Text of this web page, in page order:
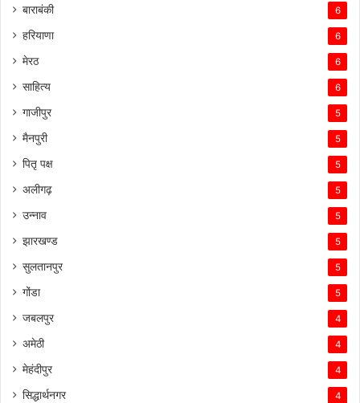
बाराबंकी 6
हरियाणा 6
मेरठ 6
साहित्य 6
गाजीपुर 5
मैनपुरी 5
पितृ पक्ष 5
अलीगढ़ 5
उन्नाव 5
झारखण्ड 5
सुलतानपुर 5
गोंडा 5
जबलपुर 4
अमेठी 4
मेहंदीपुर 4
सिद्धार्थनगर 4